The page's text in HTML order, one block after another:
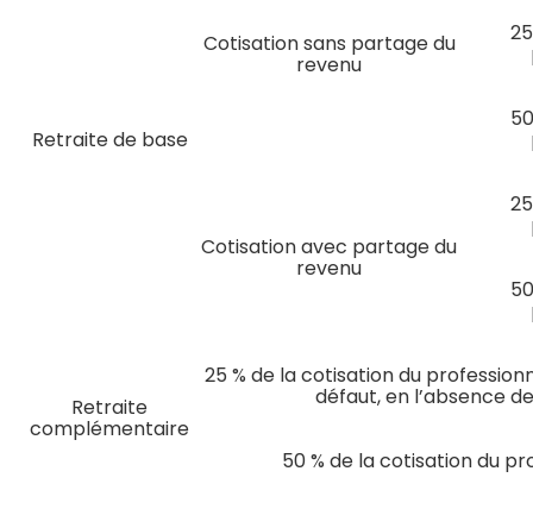
Retraite de base
Cotisation sans partage du
revenu
Cotisation avec partage du
revenu
Retraite
complémentaire
25 % de la cotisation du
défaut, en l’absence
50 % de la cotisation du